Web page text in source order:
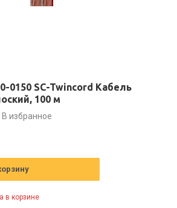
0150 SC-Twincord Кабель
100 м
В избранное
в корзине